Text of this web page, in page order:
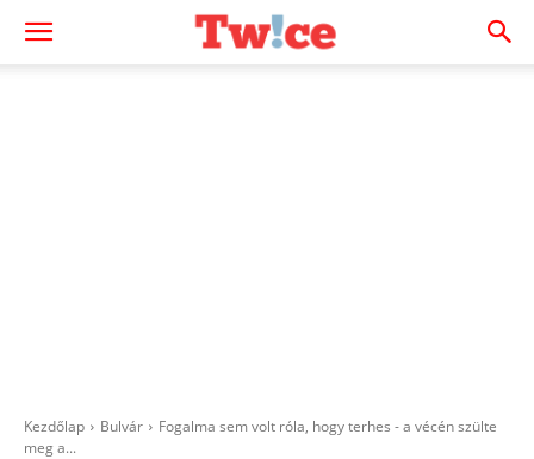
Kezdőlap Bulvár
Fogalma sem volt róla, hogy terhes - a vécén szülte
meg a...